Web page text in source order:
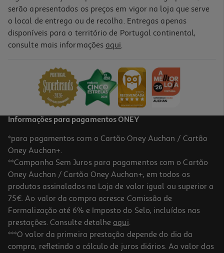
serão apresentados os preços em vigor na loja que serve
o local de entrega ou de recolha. Entregas apenas
disponíveis para o território de Portugal continental,
consulte mais informações aqui.
Informações para pagamentos ONEY
*para pagamentos com o Cartão Oney Auchan / Cartão
Oney Auchan+.
**Campanha Sem Juros para pagamentos com o Cartão
Oney Auchan / Cartão Oney Auchan+, em todos os
produtos assinalados na Loja de valor igual ou superior a
75€. Ao valor da compra acresce Comissão de
Formalização até 6% e Imposto do Selo, incluídos nas
prestações. Consulte detalhe aqui.
***O valor da primeira prestação depende do dia da
compra, refletindo o cálculo de juros diários. Ao valor das